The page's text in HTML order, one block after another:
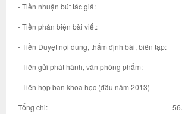
- Tiền nhuận bút tác giả:
- Tiền phản biện bài viết:
- Tiền Duyệt nội dung, thẩm định bài, biên
- Tiền gửi phát hành, văn phòng phẩm:
- Tiền họp ban khoa học (đầu năm 2013)
Tổng chi: